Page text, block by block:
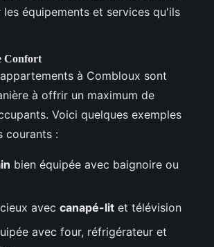
les équipements et services qu'ils
Confort
à Combloux sont
à offrir un maximum de
Voici quelques exemples
courants :
bien équipée avec baignoire ou
avec canapé-lit et télévision
avec four, réfrigérateur et